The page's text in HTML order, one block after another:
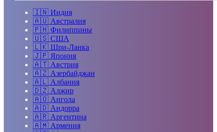
🇮🇳 Индия
🇦🇺 Австралия
🇵🇭 Филиппины
🇺🇸 США
🇱🇰 Шри-Ланка
🇯🇵 Япония
🇦🇹 Австрия
🇦🇿 Азербайджан
🇦🇱 Албания
🇩🇿 Алжир
🇦🇴 Ангола
🇦🇩 Андорра
🇦🇷 Аргентина
🇦🇲 Армения